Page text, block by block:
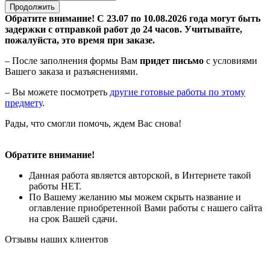
Продолжить
Обратите внимание! С 23.07 по 10.08.2026 года могут быть
задержки с отправкой работ до 24 часов. Учитывайте,
пожалуйста, это время при заказе.
– После заполнения формы Вам придет письмо с условиями
Вашего заказа и разъяснениями.
– Вы можете посмотреть другие готовые работы по этому
предмету.
Рады, что смогли помочь, ждем Вас снова!
Обратите внимание!
Данная работа является авторской, в Интернете такой
работы НЕТ.
По Вашему желанию мы можем скрыть название и
оглавление приобретенной Вами работы с нашего сайта
на срок Вашей сдачи.
Отзывы наших клиентов